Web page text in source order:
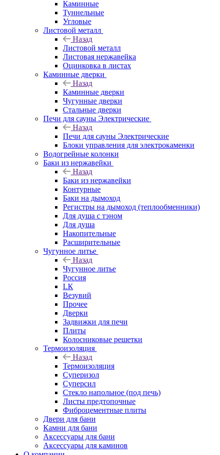
Каминные
Туннельные
Угловые
Листовой металл
Назад
Листовой металл
Листовая нержавейка
Оцинковка в листах
Каминные дверки
Назад
Каминные дверки
Чугунные дверки
Стальные дверки
Печи для сауны Электрические
Назад
Печи для сауны Электрические
Блоки управления для электрокаменки
Водогрейные колонки
Баки из нержавейки
Назад
Баки из нержавейки
Контурные
Баки на дымоход
Регистры на дымоход (теплообменники)
Для душа с тэном
Для душа
Накопительные
Расширительные
Чугунное литье
Назад
Чугунное литье
Россия
LК
Везувий
Прочее
Дверки
Задвижки для печи
Плиты
Колосниковые решетки
Термоизоляция
Назад
Термоизоляция
Суперизол
Суперсил
Стекло напольное (под печь)
Листы предтопочные
Фиброцементные плиты
Двери для бани
Камни для бани
Аксессуары для бани
Аксессуары для каминов